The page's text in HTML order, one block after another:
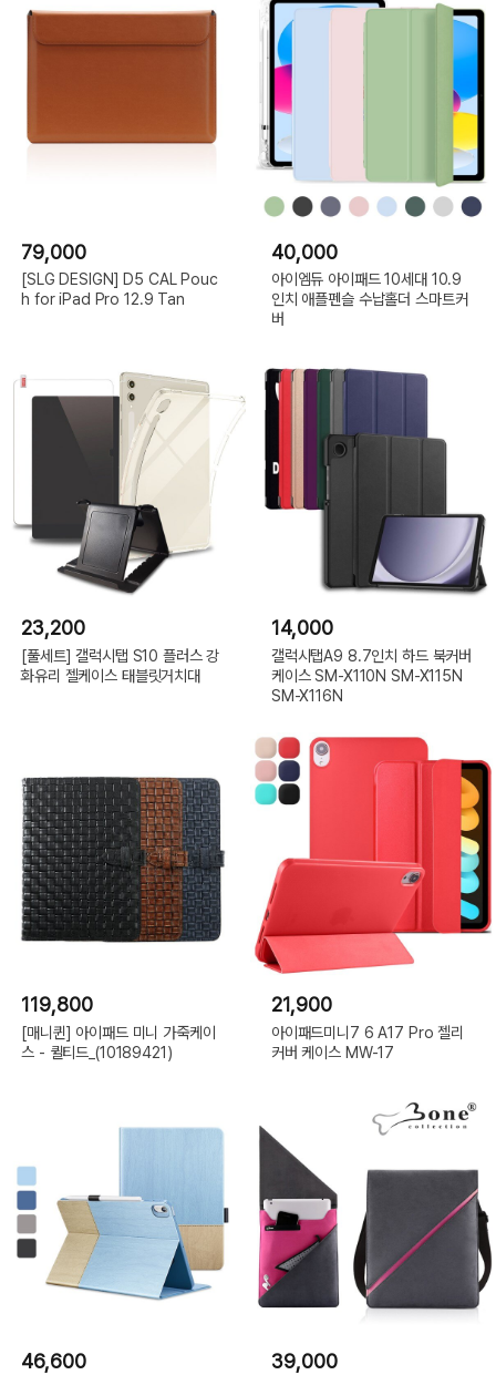
79,000
[SLG DESIGN] D5 CAL Pouc
h for iPad Pro 12.9 Tan
40,000
아이엠듀 아이패드 10세대 10.9
인치 애플펜슬 수납홀더 스마트커
버
23,200
[풀세트] 갤럭시탭 S10 플러스 강
화유리 젤케이스 태블릿거치대
14,000
갤럭시탭A9 8.7인치 하드 북커버
케이스 SM-X110N SM-X115N
SM-X116N
119,800
[매니퀸] 아이패드 미니 가죽케이
스 - 퀼티드_(10189421)
21,900
아이패드미니7 6 A17 Pro 젤리
커버 케이스 MW-17
46,600 39,000